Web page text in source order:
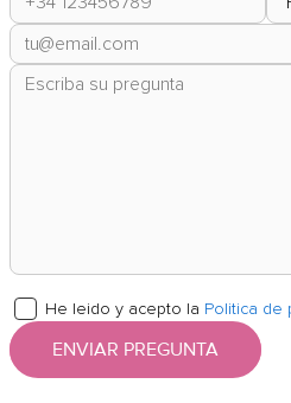
He leido y acepto la Politica de
ENVIAR PREGUNTA